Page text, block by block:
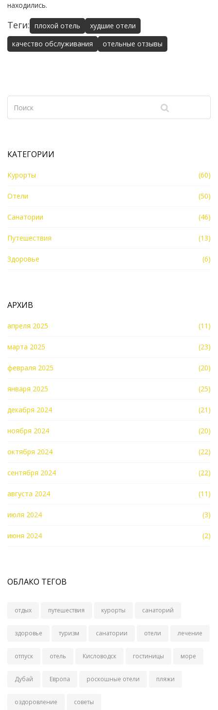
находились.
Теги: плохой отель
худшие отели
качество обслуживания
отельные отзывы
КАТЕГОРИИ
Курорты (60)
Отели (50)
Санатории (46)
Путешествия (13)
Здоровье (6)
АРХИВ
апреля 2025 (11)
марта 2025 (23)
февраля 2025 (20)
января 2025 (25)
декабря 2024 (21)
ноября 2024 (20)
октября 2024 (22)
сентября 2024 (22)
августа 2024 (11)
июля 2024 (3)
июня 2024 (2)
ОБЛАКО ТЕГОВ
отдых путешествия курорты санаторий
здоровье туризм санатории отели лечение
отпуск отель Кисловодск гостиницы море
Дубай Европа роскошные отели пляжи
оздоровление советы